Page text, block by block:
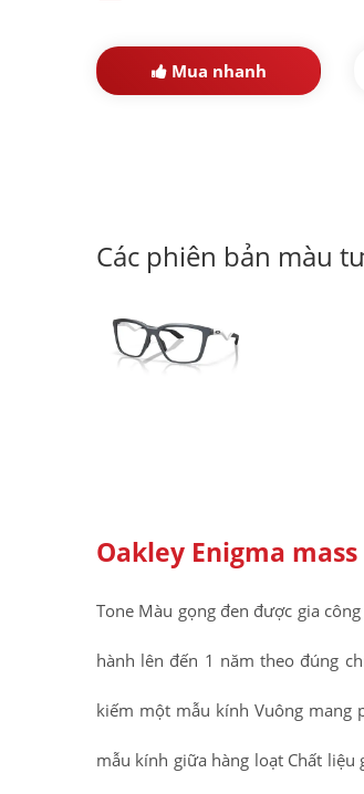
Mua nhanh
Các phiên bản màu
Oakley Enigma mass
Tone Màu gọng đen được gia
hành lên đến 1 năm theo đúng
kiếm một mẫu kính Vuông mang
mẫu kính giữa hàng loạt Chất